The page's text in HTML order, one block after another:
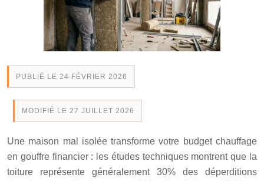
PUBLIÉ LE 24 FÉVRIER 2026
MODIFIÉ LE 27 JUILLET 2026
Une maison mal isolée transforme votre budget chauffage
en gouffre financier : les études techniques montrent que la
toiture représente généralement 30% des déperditions